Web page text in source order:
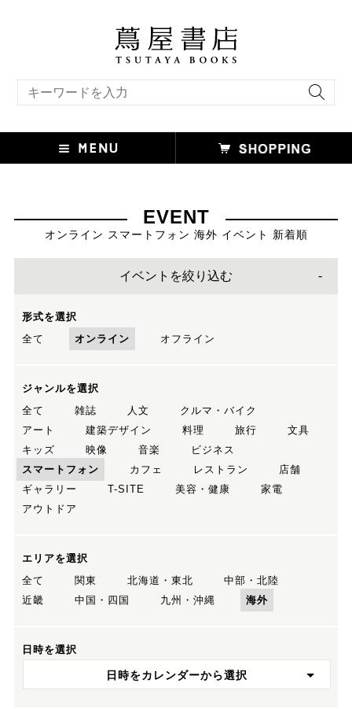
EVENT
オンライン スマートフォン 海外 イベント 新着順
イベントを絞り込む
形式を選択
全て
オンライン オフライン
ジャンルを選択
全て
雑誌 人文
クルマ・バイク
アート
建築デザイン 料理 旅行
文具
キッズ
映像 音楽
ビジネス
スマートフォン
カフェ レストラン
店舗
ギャラリー
T-SITE 美容・健康
家電
アウトドア
エリアを選択
全て
関東 北海道・東北
中部・北陸
近畿
中国・四国 九州・沖縄 海外
日時を選択
日時をカレンダーから選択